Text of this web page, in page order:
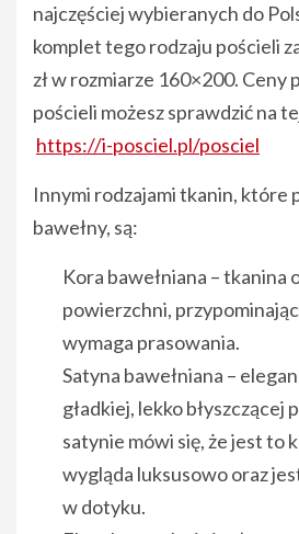
najczęściej wybieranych do
komplet tego rodzaju pościeli
zł w rozmiarze 160×200. Ceny
pościeli możesz sprawdzić na
https://i-posciel.pl/posciel
Innymi rodzajami tkanin, które
bawełny, są:
Kora bawełniana – tkanina
powierzchni,
wymaga prasowania.
Satyna bawełniana –
gładkiej, lekko błyszczącej
satynie mówi się, że jest to
wygląda luksusowo oraz
w dotyku.